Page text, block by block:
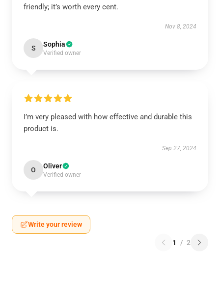
friendly; it’s worth every cent.
Nov 8, 2024
S Sophia
Verified owner
I’m very pleased with how effective and durable this
product is.
Sep 27, 2024
O Oliver
Verified owner
Write your review
1 / 2